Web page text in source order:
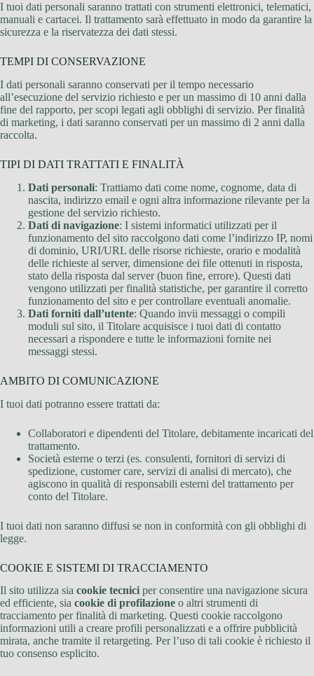
I tuoi dati personali saranno trattati con strumenti elettronici, telematici,
manuali e cartacei. Il trattamento sarà effettuato in modo da garantire la
sicurezza e la riservatezza dei dati stessi.
TEMPI DI CONSERVAZIONE
I dati personali saranno conservati per il tempo necessario
all’esecuzione del servizio richiesto e per un massimo di 10 anni dalla
fine del rapporto, per scopi legati agli obblighi di servizio. Per finalità
di marketing, i dati saranno conservati per un massimo di 2 anni dalla
raccolta.
TIPI DI DATI TRATTATI E FINALITÀ
Dati personali: Trattiamo dati come nome, cognome, data di
nascita, indirizzo email e ogni altra informazione rilevante per la
gestione del servizio richiesto.
Dati di navigazione: I sistemi informatici utilizzati per il
funzionamento del sito raccolgono dati come l’indirizzo IP, nomi
di dominio, URI/URL delle risorse richieste, orario e modalità
delle richieste al server, dimensione dei file ottenuti in risposta,
stato della risposta dal server (buon fine, errore). Questi dati
vengono utilizzati per finalità statistiche, per garantire il corretto
funzionamento del sito e per controllare eventuali anomalie.
Dati forniti dall’utente: Quando invii messaggi o compili
moduli sul sito, il Titolare acquisisce i tuoi dati di contatto
necessari a rispondere e tutte le informazioni fornite nei
messaggi stessi.
AMBITO DI COMUNICAZIONE
I tuoi dati potranno essere trattati da:
Collaboratori e dipendenti del Titolare, debitamente incaricati del
trattamento.
Società esterne o terzi (es. consulenti, fornitori di servizi di
spedizione, customer care, servizi di analisi di mercato), che
agiscono in qualità di responsabili esterni del trattamento per
conto del Titolare.
I tuoi dati non saranno diffusi se non in conformità con gli obblighi di
legge.
COOKIE E SISTEMI DI TRACCIAMENTO
Il sito utilizza sia cookie tecnici per consentire una navigazione sicura
ed efficiente, sia cookie di profilazione o altri strumenti di
tracciamento per finalità di marketing. Questi cookie raccolgono
informazioni utili a creare profili personalizzati e a offrire pubblicità
mirata, anche tramite il retargeting. Per l’uso di tali cookie è richiesto il
tuo consenso esplicito.